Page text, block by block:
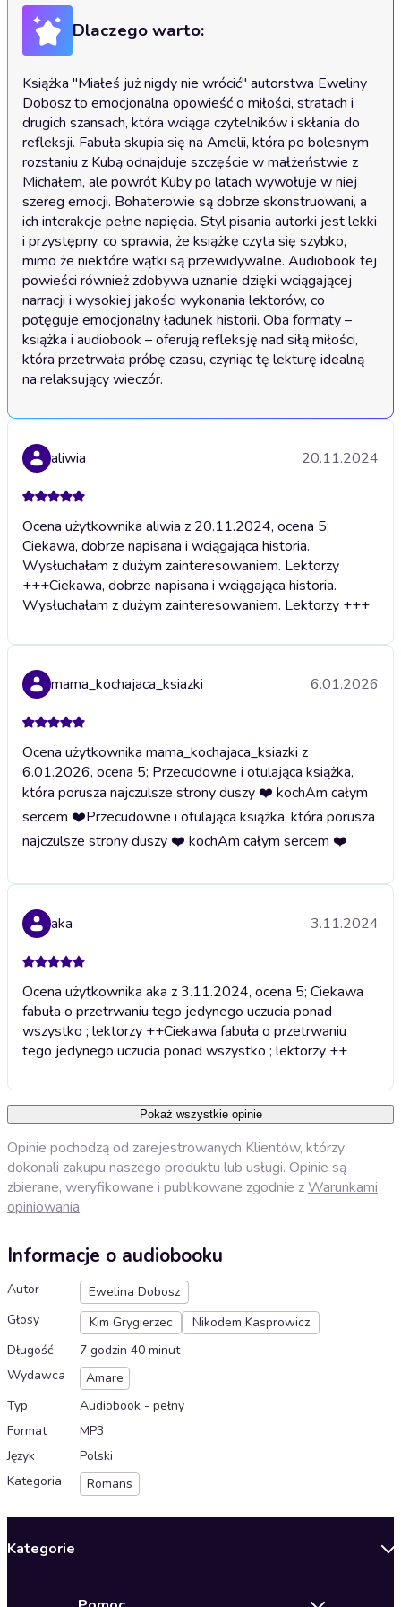
Dlaczego warto:
Książka "Miałeś już nigdy nie wrócić" autorstwa Eweliny
Dobosz to emocjonalna opowieść o miłości, stratach i
drugich szansach, która wciąga czytelników i skłania do
refleksji. Fabuła skupia się na Amelii, która po bolesnym
rozstaniu z Kubą odnajduje szczęście w małżeństwie z
Michałem, ale powrót Kuby po latach wywołuje w niej
szereg emocji. Bohaterowie są dobrze skonstruowani, a
ich interakcje pełne napięcia. Styl pisania autorki jest lekki
i przystępny, co sprawia, że książkę czyta się szybko,
mimo że niektóre wątki są przewidywalne. Audiobook tej
powieści również zdobywa uznanie dzięki wciągającej
narracji i wysokiej jakości wykonania lektorów, co
potęguje emocjonalny ładunek historii. Oba formaty –
książka i audiobook – oferują refleksję nad siłą miłości,
która przetrwała próbę czasu, czyniąc tę lekturę idealną
na relaksujący wieczór.
aliwia 20.11.2024
Ocena użytkownika aliwia z 20.11.2024, ocena 5;
Ciekawa, dobrze napisana i wciągająca historia.
Wysłuchałam z dużym zainteresowaniem. Lektorzy
+++Ciekawa, dobrze napisana i wciągająca historia.
Wysłuchałam z dużym zainteresowaniem. Lektorzy +++
mama_kochajaca_ksiazki 6.01.2026
Ocena użytkownika mama_kochajaca_ksiazki z
6.01.2026, ocena 5; Przecudowne i otulająca książka,
która porusza najczulsze strony duszy ❤️ kochAm całym
sercem ❤️Przecudowne i otulająca książka, która porusza
najczulsze strony duszy ❤️ kochAm całym sercem ❤️
aka 3.11.2024
Ocena użytkownika aka z 3.11.2024, ocena 5; Ciekawa
fabuła o przetrwaniu tego jedynego uczucia ponad
wszystko ; lektorzy ++Ciekawa fabuła o przetrwaniu
tego jedynego uczucia ponad wszystko ; lektorzy ++
Pokaż wszystkie opinie
Opinie pochodzą od zarejestrowanych Klientów, którzy
dokonali zakupu naszego produktu lub usługi. Opinie są
zbierane, weryfikowane i publikowane zgodnie zWarunkami
opiniowania.
Informacje o audiobooku
Autor
Ewelina Dobosz
Głosy
Kim Grygierzec
Nikodem Kasprowicz
Długość
7 godzin 40 minut
Wydawca
Amare
Typ
Audiobook - pełny
Format
MP3
Język
Polski
Kategoria
Romans
Kategorie